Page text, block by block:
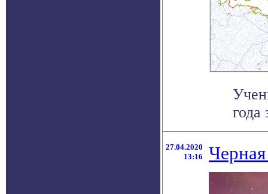
года
27.04.2020
13:16